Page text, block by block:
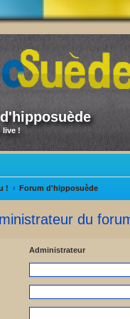
live !
! Forum d'hipposuède
du
Administrateur